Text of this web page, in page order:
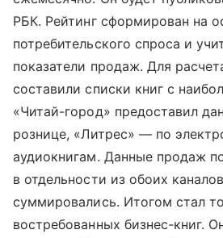
РБК. Рейтинг сформирован на
потребительского спроса и
показатели продаж. Для
составили списки книг с
«Читай-город» предоставил
рознице, «Литрес» — по
аудиокнигам. Данные продаж
в отдельности из обоих
суммировались. Итогом стал
востребованных бизнес-книг.